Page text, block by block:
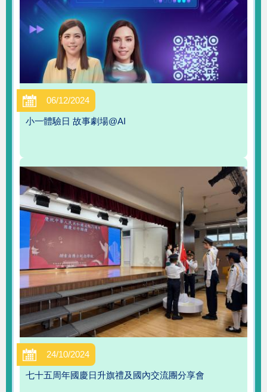
06/12/2024
小一體驗日 故事劇場@AI
24/10/2024
七十五周年國慶日升旗禮及國內交流團分享會